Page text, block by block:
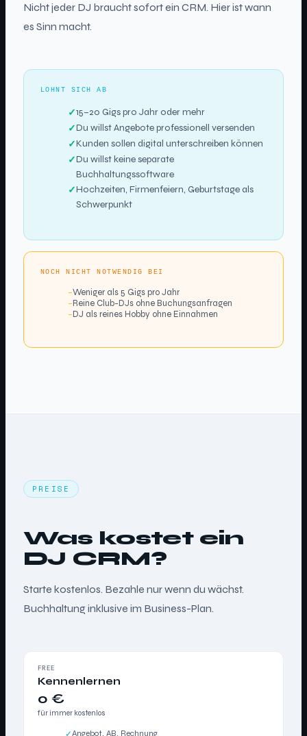
Nicht jeder DJ braucht sofort ein CRM. Hier ist wann
es Sinn macht.
LOHNT SICH AB
15–20 Gigs pro Jahr oder mehr
Du willst Angebote professionell versenden
Kunden sollen digital unterschreiben können
Du willst keine separate
Buchhaltungssoftware
Hochzeiten, Firmenfeiern, Geburtstage als
Schwerpunkt
NOCH NICHT NOTWENDIG BEI
–Weniger als 5 Gigs pro Jahr
–Reine Club-DJs ohne Buchungsanfragen
–DJ als reines Hobby ohne Einnahmen
PREISE
Was kostet ein
DJ CRM?
Starte kostenlos. Bezahle nur wenn du wächst.
Buchhaltung inklusive im Business-Plan.
FREE
Kennenlernen
0 €
für immer kostenlos
✓Angebot, AB, Rechnung